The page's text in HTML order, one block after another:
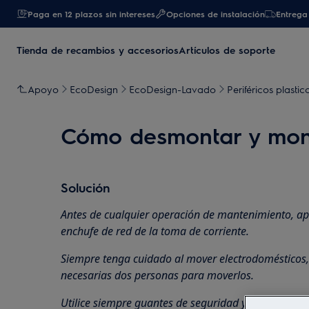
Paga en 12 plazos sin intereses Opciones de instalación
Tienda de recambios y accesoriosArtículos de soporte
Apoyo EcoDesign EcoDesign-Lavado Periféricos
Cómo desmontar y
Solución
Antes de cualquier operación de mantenimiento,
enchufe de red de la toma de corriente.
Siempre tenga cuidado al mover
necesarias dos personas para moverlos.
Utilice siempre guantes de seguridad y calzado